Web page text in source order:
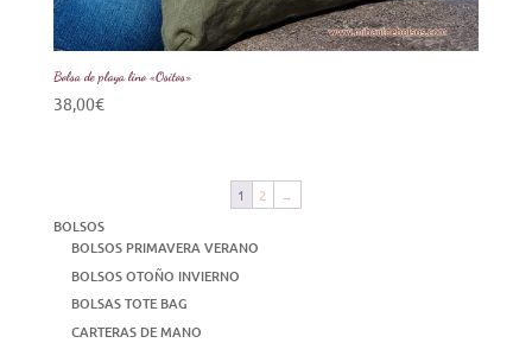
Bolsa de playa lino «Ositos»
38,00€
1 2 →
BOLSOS
BOLSOS PRIMAVERA VERANO
BOLSOS OTOÑO INVIERNO
BOLSAS TOTE BAG
CARTERAS DE MANO